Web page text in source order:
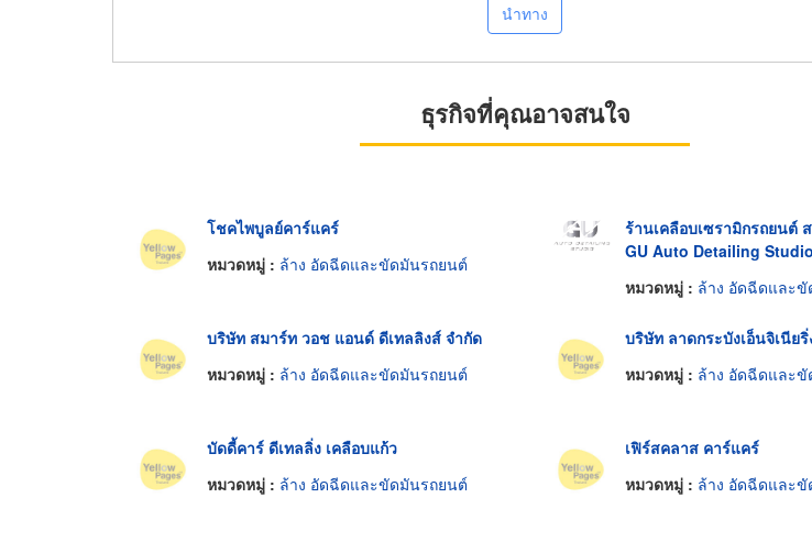
นำทาง
ธุรกิจที่คุณอาจสนใจ
โชคไพบูลย์คาร์แคร์
หมวดหมู่ : ล้าง อัดฉีดและขัดมันรถยนต์
ร้านเคลือบเซรามิกรถยนต์
GU Auto Detailing Studio
หมวดหมู่ : ล้าง อัดฉีดและ
บริษัท สมาร์ท วอช แอนด์ ดีเทลลิงส์ จำกัด
หมวดหมู่ : ล้าง อัดฉีดและขัดมันรถยนต์
บริษัท ลาดกระบังเอ็นจิเนีย
หมวดหมู่ : ล้าง อัดฉีดและ
บัดดี้คาร์ ดีเทลลิ่ง เคลือบแก้ว
หมวดหมู่ : ล้าง อัดฉีดและขัดมันรถยนต์
เฟิร์สคลาส คาร์แคร์
หมวดหมู่ : ล้าง อัดฉีดและ